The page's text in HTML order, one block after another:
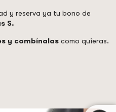
y reserva ya tu bono de
S.
y combínalas como quieras.